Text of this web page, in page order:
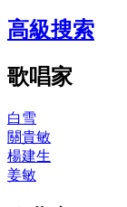
高級搜索
歌唱家
白雪
關貴敏
楊建生
姜敏